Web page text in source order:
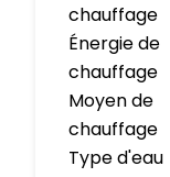
chauffage
Énergie de
chauffage
Moyen de
chauffage
Type d'eau